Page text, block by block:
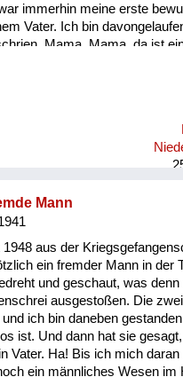
immerhin meine erste
Vater. Ich bin
Mama, Mama, da ist
weil ich ja was
Mann
aus der
ein fremder Mann in der
und geschaut, was
ausgestoßen. Die
ich bin daneben
ist. Und dann hat sie
Vater. Ha! Bis ich mich daran
ein männliches Wesen im